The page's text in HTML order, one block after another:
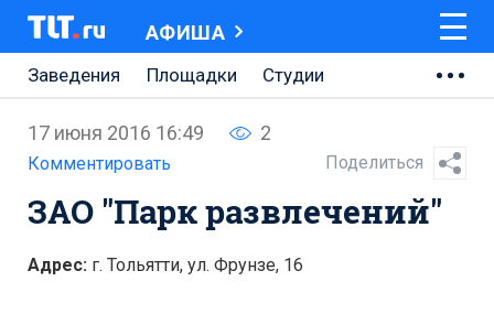
АФИША
Заведения Площадки
Студии
Спектакли
17 июня 2016 16:49 2
Комментировать Поделиться
ЗАО "Парк развлечений"
Адрес: г. Тольятти, ул. Фрунзе, 16